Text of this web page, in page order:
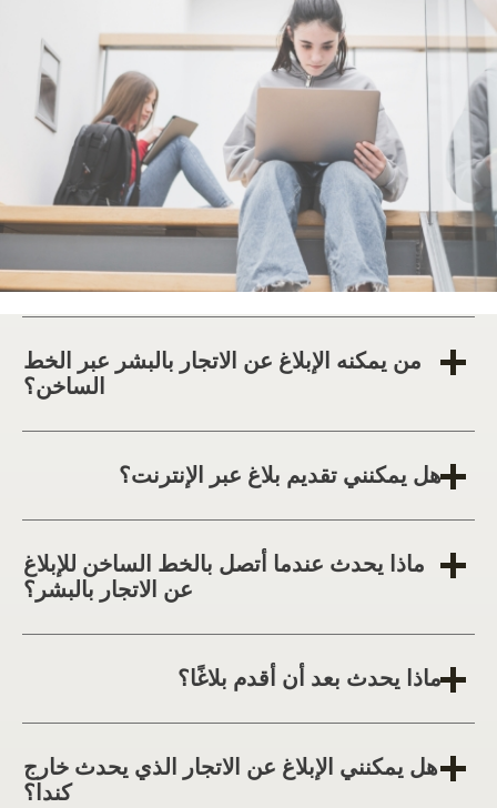
من يمكنه الإبلاغ عن الاتجار بالبشر عبر الخط
الساخن؟
هل يمكنني تقديم بلاغ عبر الإنترنت؟
ماذا يحدث عندما أتصل بالخط الساخن للإبلاغ
عن الاتجار بالبشر؟
ماذا يحدث بعد أن أقدم بلاغًا؟
هل يمكنني الإبلاغ عن الاتجار الذي يحدث خارج
كندا؟